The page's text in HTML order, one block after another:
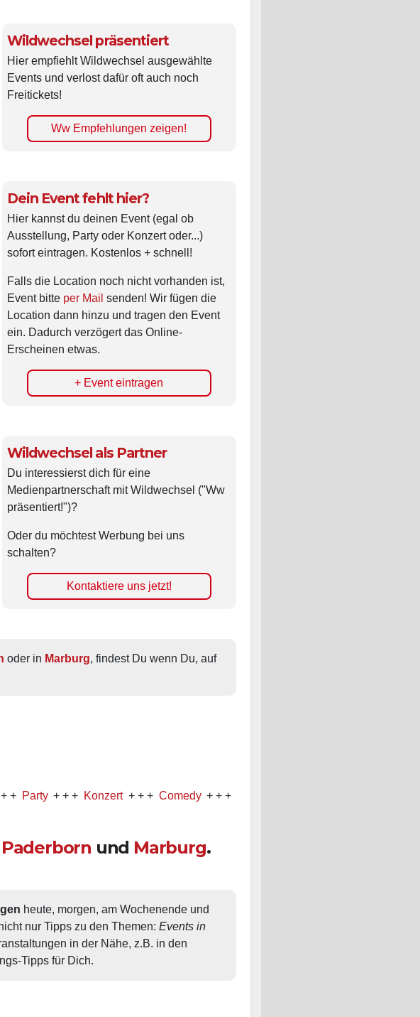
Wildwechsel präsentiert
Hier empfiehlt Wildwechsel ausgewählte
Events und verlost dafür oft auch noch
Freitickets!
Ww Empfehlungen zeigen!
Dein Event fehlt hier?
Hier kannst du deinen Event (egal ob
Ausstellung, Party oder Konzert oder...)
sofort eintragen. Kostenlos + schnell!
Falls die Location noch nicht vorhanden ist,
Event bitte per Mail senden! Wir fügen die
Location dann hinzu und tragen den Event
ein. Dadurch verzögert das Online-
Erscheinen etwas.
+ Event eintragen
Wildwechsel als Partner
Du interessierst dich für eine
Medienpartnerschaft mit Wildwechsel ("Ww
präsentiert!")?
Oder du möchtest Werbung bei uns
schalten?
Kontaktiere uns jetzt!
oder in Marburg , findest Du wenn Du, auf
+ + + Konzert + + + Comedy + + + Ausstellung
Paderborn und Marburg
heute, morgen, am Wochenende und
nur Tipps zu den Themen: Events in
in der Nähe, z.B. in den
Tipps für Dich.